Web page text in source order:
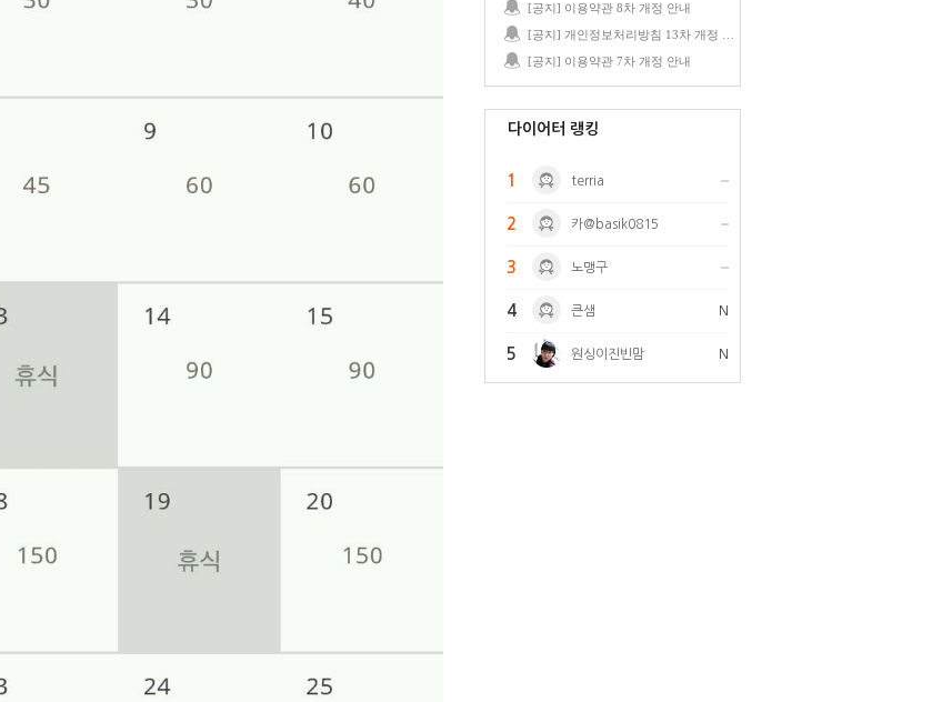
[공지] 이용약관 8차 개정 안내
[공지] 이용약관 7차 개정 안내
다이어터 랭킹
1 terria
2 카@basik0815
3 노맹구
4 큰샘 N
5 원싱이진빈맘 N